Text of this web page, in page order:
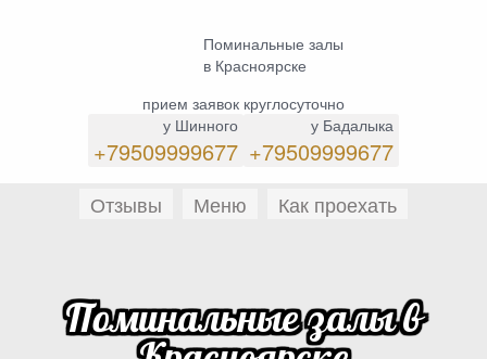
Поминальные залы
в Красноярске
прием заявок круглосуточно
у Шинного
+79509999677
у Бадалыка
+79509999677
Отзывы Меню Как проехать
Поминальные залы в